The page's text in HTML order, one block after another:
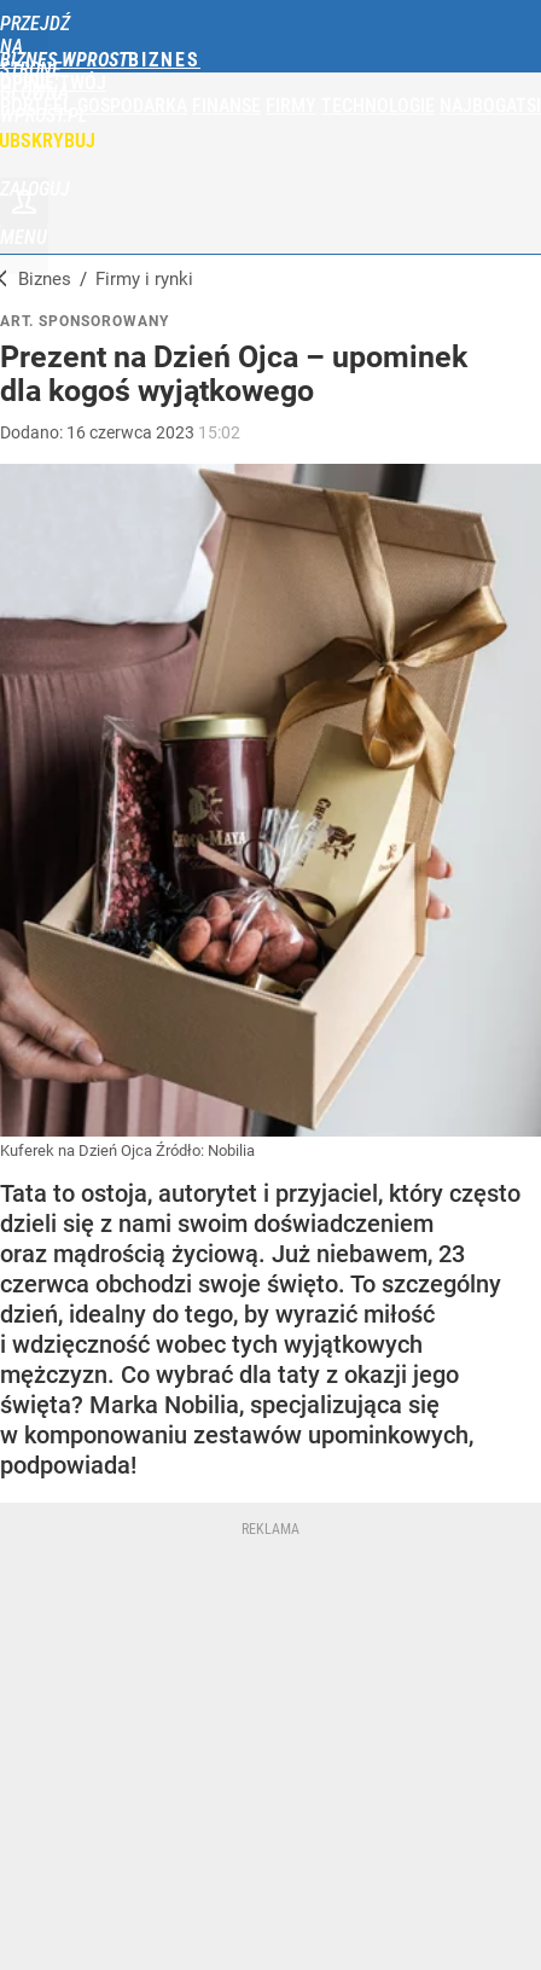
PRZEJDŹ
NA
STRONĘ
BIZNES WPROST
Biznes / Firmy i rynki
ART. SPONSOROWANY
Prezent na Dzień Ojca – upominek
dla kogoś wyjątkowego
Dodano: 16czerwca 2023 15:02
Kuferek na Dzień Ojca Źródło: Nobilia
Tata to ostoja, autorytet i przyjaciel, który często
dzieli się z nami swoim doświadczeniem
oraz mądrością życiową. Już niebawem, 23
czerwca obchodzi swoje święto. To szczególny
dzień, idealny do tego, by wyrazić miłość
i wdzięczność wobec tych wyjątkowych
mężczyzn. Co wybrać dla taty z okazji jego
święta? Marka Nobilia, specjalizująca się
w komponowaniu zestawów upominkowych,
podpowiada!